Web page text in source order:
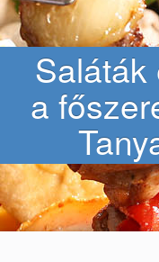
Saláták
a